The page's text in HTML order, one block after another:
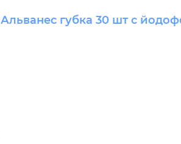
Альванес губка 30 шт с